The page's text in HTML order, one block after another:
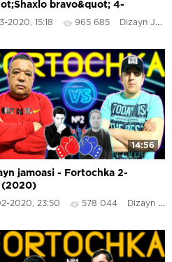
bravo&quot; 4-
(2020)
2020, 15:18 965 685 Dizayn Jamoasi
14:56
jamoasi - Fortochka 2-
(2020)
2020, 23:50 578 044 Dizayn Jamoasi